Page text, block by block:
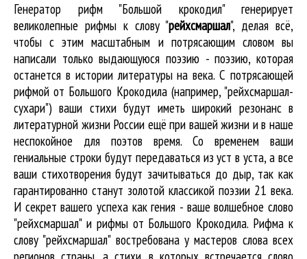
Генератор рифм "Большой крокодил" генерирует
великолепные рифмы к слову "рейхсмаршал", делая всё,
чтобы с этим масштабным и потрясающим словом вы
написали только выдающуюся поэзию - поэзию, которая
останется в истории литературы на века. С потрясающей
рифмой от Большого Крокодила (например, "рейхсмаршал-
сухари") ваши стихи будут иметь широкий резонанс в
литературной жизни России ещё при вашей жизни и в наше
неспокойное для поэтов время. Со временем ваши
гениальные строки будут передаваться из уст в уста, а все
ваши стихотворения будут зачитываться до дыр, так как
гарантированно станут золотой классикой поэзии 21 века.
И секрет вашего успеха как гения - ваше волшебное слово
"рейхсмаршал" и рифмы от Большого Крокодила. Рифма к
слову "рейхсмаршал" востребована у мастеров слова всех